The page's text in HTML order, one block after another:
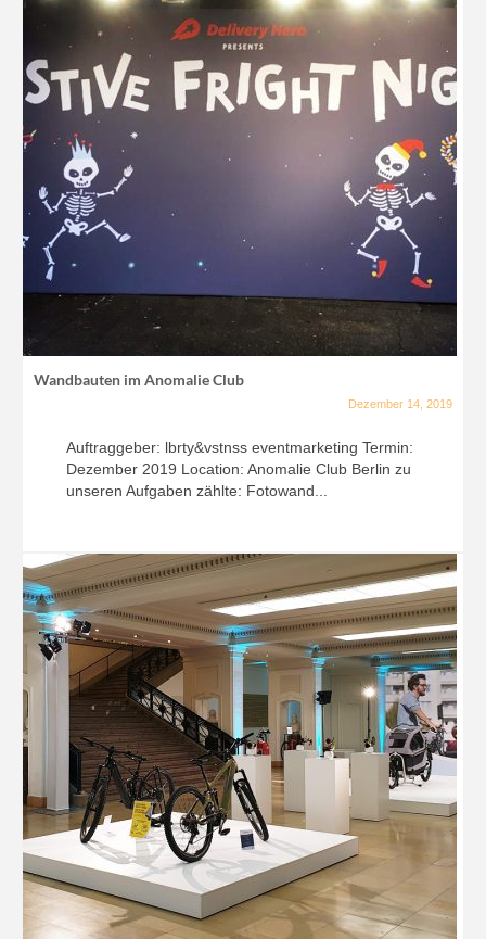
Wandbauten im Anomalie Club
Dezember 14, 2019
Auftraggeber: lbrty&vstnss eventmarketing Termin:
Dezember 2019 Location: Anomalie Club Berlin zu
unseren Aufgaben zählte: Fotowand...